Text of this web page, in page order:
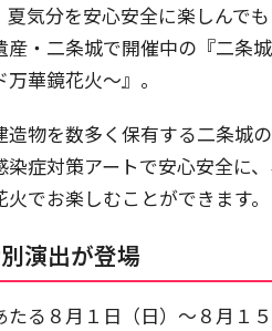
気分を安心安全に楽しんで
産・二条城で開催中の『二
華鏡花火〜』。
物を数多く保有する二条城
症対策アートで安心安全に
でお楽しむことができます。
演出が登場
る８月１日（日）〜８月１